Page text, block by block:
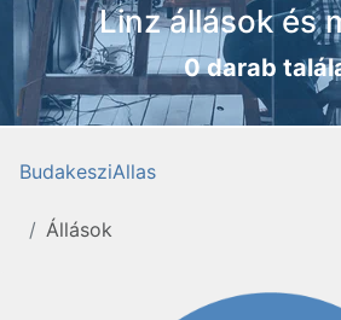
Linz állások és
0 darab
BudakesziAllas
Állások